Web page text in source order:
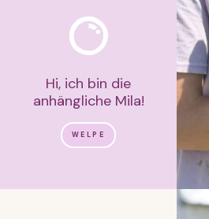
Hi, ich bin die
anhängliche Mila!
WELPE